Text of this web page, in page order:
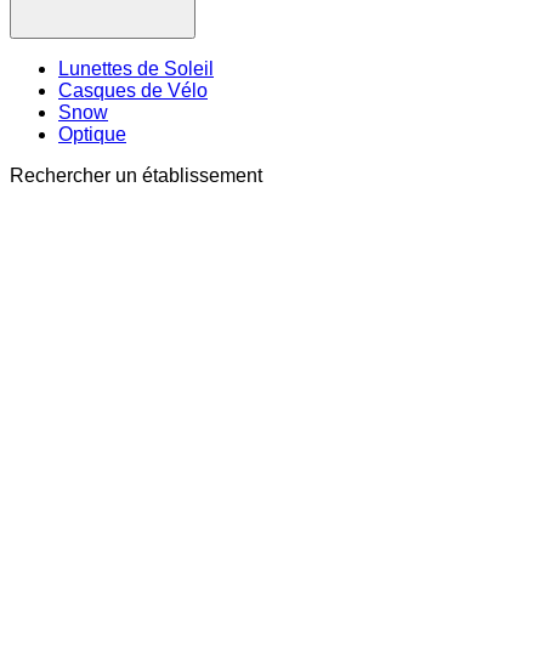
Lunettes de Soleil
Casques de Vélo
Snow
Optique
Rechercher un établissement